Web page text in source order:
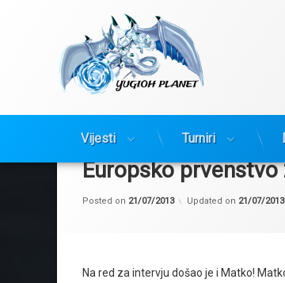
Vijesti Turniri
Europsko
Posted on 21/07/2013 Updated on 21/07/2013
Na red za intervju došao je i Matko!